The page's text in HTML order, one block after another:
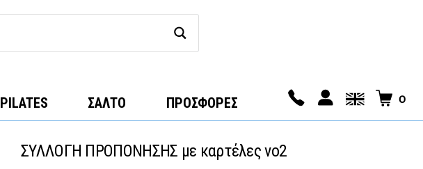
PILATES ΣΑΛΤΟ ΠΡΟΣΦΟΡΕΣ 0
ΣΥΛΛΟΓΗ ΠΡΟΠΟΝΗΣΗΣ με καρτέλες νο2